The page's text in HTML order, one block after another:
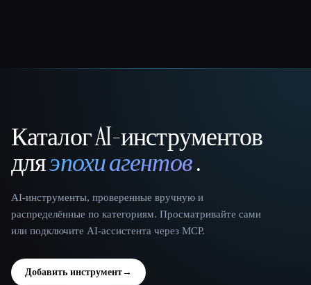
That AI Collection
Каталог AI-инструментов
дляэпохи агентов.
AI-инструменты, проверенные вручную и
распределённые по категориям. Просматривайте сами
или подключите AI-ассистента через MCP.
Добавить инструмент→